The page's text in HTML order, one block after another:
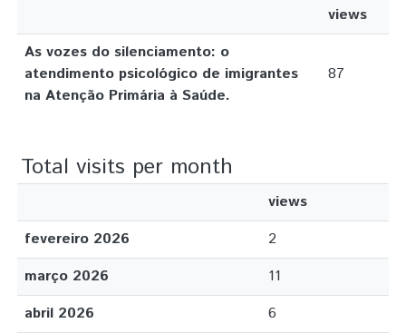
views
As vozes do silenciamento: o
atendimento psicológico de imigrantes
na Atenção Primária à Saúde.
87
Total visits per month
views
fevereiro 2026
2
março 2026
11
abril 2026
6